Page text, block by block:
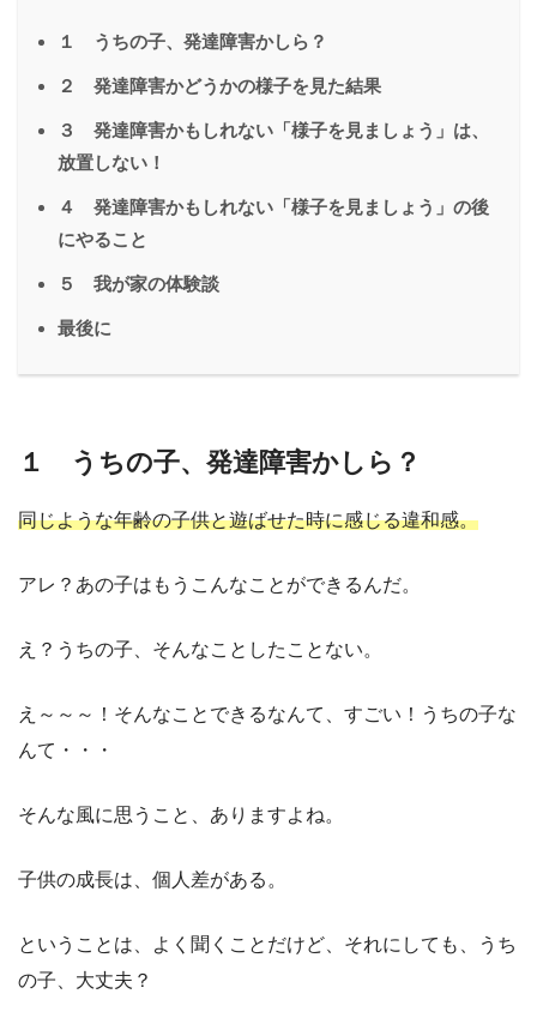
１ うちの子、発達障害かしら？
２ 発達障害かどうかの様子を見た結果
３ 発達障害かもしれない「様子を見ましょう」は、
放置しない！
４ 発達障害かもしれない「様子を見ましょう」の後
にやること
５ 我が家の体験談
最後に
１ うちの子、発達障害かしら？
同じような年齢の子供と遊ばせた時に感じる違和感。
アレ？あの子はもうこんなことができるんだ。
え？うちの子、そんなことしたことない。
え～～～！そんなことできるなんて、すごい！うちの子な
んて・・・
そんな風に思うこと、ありますよね。
子供の成長は、個人差がある。
ということは、よく聞くことだけど、それにしても、うち
の子、大丈夫？